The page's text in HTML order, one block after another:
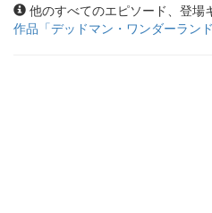
他のすべてのエピソード、登場
作品「デッドマン・ワンダーランド